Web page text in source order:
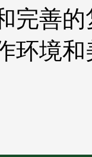
完善
环境